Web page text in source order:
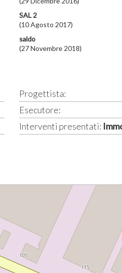
SAL 2
(10 Agosto 2017)
saldo
(27 Novembre 2018)
Progettista:
Esecutore:
Interventi presentati: